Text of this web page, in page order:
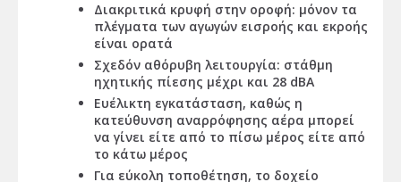
Διακριτικά κρυφή στην οροφή: μόνον τα
πλέγματα των αγωγών εισροής και εκροής
είναι ορατά
Σχεδόν αθόρυβη λειτουργία: στάθμη
ηχητικής πίεσης μέχρι και 28 dBA
Ευέλικτη εγκατάσταση, καθώς η
κατεύθυνση αναρρόφησης αέρα μπορεί
να γίνει είτε από το πίσω μέρος είτε από
το κάτω μέρος
Για εύκολη τοποθέτηση, το δοχείο